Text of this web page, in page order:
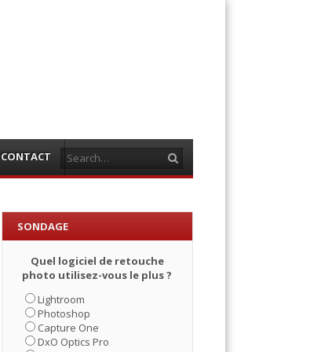
CONTACT
SONDAGE
Quel logiciel de retouche
photo utilisez-vous le plus ?
Lightroom
Photoshop
Capture One
DxO Optics Pro